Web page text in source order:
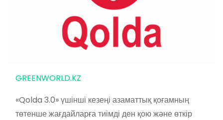
GREENWORLD.KZ
«Qolda 3.0» үшінші кезеңі азаматтық қоғамның
төтенше жағдайларға тиімді ден қою және өткір